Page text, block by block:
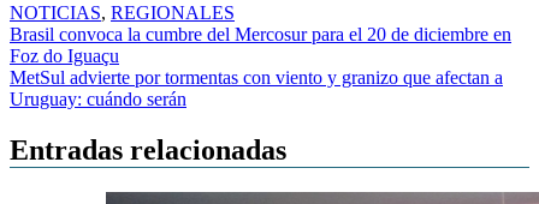
NOTICIAS, REGIONALES
Navegación
de
entradas
Brasil convoca la cumbre del Mercosur para el 20 de diciembre en
Foz do Iguaçu
MetSul advierte por tormentas con viento y granizo que afectan a
Uruguay: cuándo serán
Entradas relacionadas